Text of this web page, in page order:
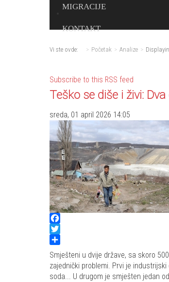
MIGRACIJE
KONTAKT
Vi ste ovde: Početak Analize
Subscribe to this RSS feed
Teško se diše i živi:
sreda, 01 april 2026 14:05
Facebook
Twitter
Share
Smješteni u dvije države, sa skoro
zajednički problemi. Prvi je
soda... U drugom je smješten jedan